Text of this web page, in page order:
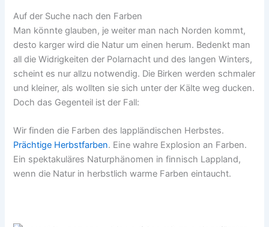
Auf der Suche nach den Farben
Man könnte glauben, je weiter man nach Norden kommt,
desto karger wird die Natur um einen herum. Bedenkt man
all die Widrigkeiten der Polarnacht und des langen Winters,
scheint es nur allzu notwendig. Die Birken werden schmaler
und kleiner, als wollten sie sich unter der Kälte weg ducken.
Doch das Gegenteil ist der Fall:
Wir finden die Farben des lappländischen Herbstes.
Prächtige Herbstfarben. Eine wahre Explosion an Farben.
Ein spektakuläres Naturphänomen in finnisch Lappland,
wenn die Natur in herbstlich warme Farben eintaucht.